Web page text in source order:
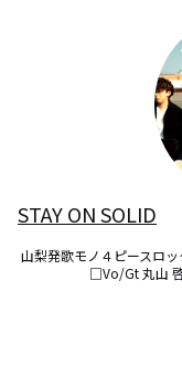
STAY ON SOLID
山梨発歌モノ４ピースロ
□Vo/Gt 丸山 啓太